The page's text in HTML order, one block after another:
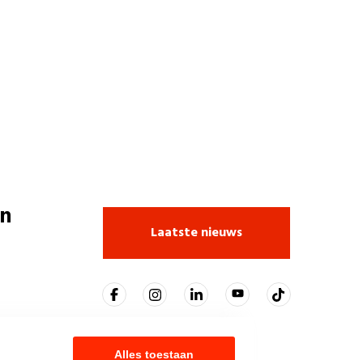
Alles toestaan
Laatste nieuws